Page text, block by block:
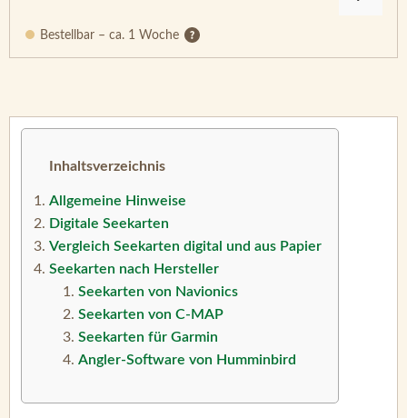
Bestellbar – ca. 1 Woche
Inhaltsverzeichnis
Allgemeine Hinweise
Digitale Seekarten
Vergleich Seekarten digital und aus Papier
Seekarten nach Hersteller
Seekarten von Navionics
Seekarten von C-MAP
Seekarten für Garmin
Angler-Software von Humminbird